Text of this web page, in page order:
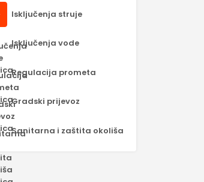
Isključenja struje
Isključenja vode
Regulacija prometa
Gradski prijevoz
Sanitarna i zaštita okoliša